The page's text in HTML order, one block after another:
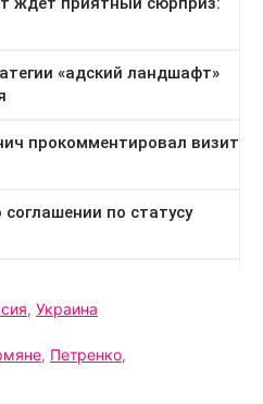
, Украина
, Петренко,